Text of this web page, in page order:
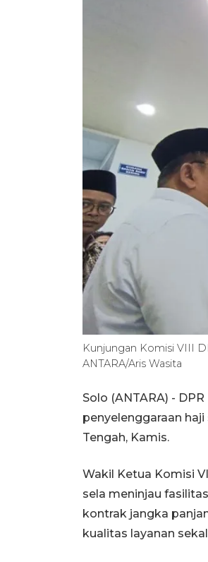
Kunjungan Komisi VIII
ANTARA/Aris Wasita
Solo (ANTARA) -
penyelenggaraan
Tengah, Kamis.
Wakil Ketua Komisi
sela meninjau
kontrak jangka
kualitas layanan